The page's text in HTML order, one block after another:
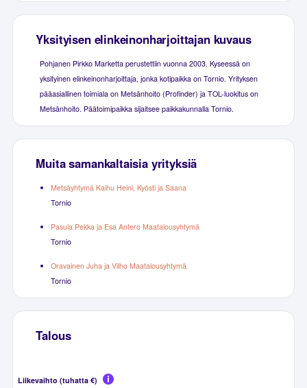
Yksityisen elinkeinonharjoittajan kuvaus
Pohjanen Pirkko Marketta perustettiin vuonna 2003. Kyseessä on
yksityinen elinkeinonharjoittaja, jonka kotipaikka on Tornio. Yrityksen
pääasiallinen toimiala on Metsänhoito (Profinder) ja TOL-luokitus on
Metsänhoito. Päätoimipaikka sijaitsee paikkakunnalla Tornio.
Muita samankaltaisia yrityksiä
Metsäyhtymä Kaihu Heini, Kyösti ja Saana
Tornio
Pasula Pekka ja Esa Antero Maatalousyhtymä
Tornio
Oravainen Juha ja Vilho Maatalousyhtymä
Tornio
Talous
Liikevaihto (tuhatta €)